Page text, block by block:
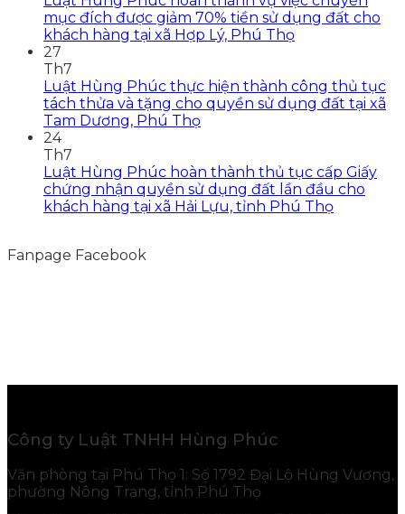
mục đích được giảm 70% tiền sử dụng đất cho
khách hàng tại xã Hợp Lý, Phú Thọ
27
Th7
Luật Hùng Phúc thực hiện thành công thủ tục
tách thửa và tặng cho quyền sử dụng đất tại xã
Tam Dương, Phú Thọ
24
Th7
Luật Hùng Phúc hoàn thành thủ tục cấp Giấy
chứng nhận quyền sử dụng đất lần đầu cho
khách hàng tại xã Hải Lựu, tỉnh Phú Thọ
Fanpage Facebook
Công ty Luật TNHH Hùng Phúc
Văn phòng tại Phú Thọ 1: Số 1792 Đại Lộ Hùng Vương,
phường Nông Trang, tỉnh Phú Thọ